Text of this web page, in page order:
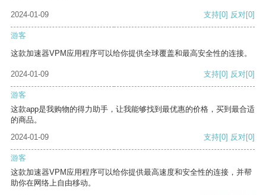
2024-01-09 支持[0] 反对[0]
游客
这款加速器VPM应用程序可以给你提供全球覆盖和最高安全性的连接。
2024-01-09 支持[0] 反对[0]
游客
这款app是我购物的得力助手，让我能够找到最优惠的价格，买到最合适
的商品。
2024-01-09
支持[0] 反对[0]
游客
这款加速器VPM应用程序可以给你提供最高速度和安全性的连接，并帮
助你在网络上自由移动。